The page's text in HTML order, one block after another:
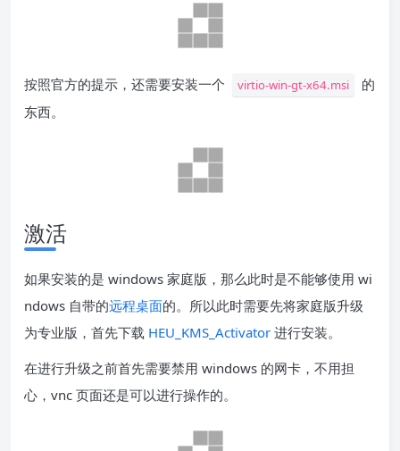
按照官方的提示，还需要安装一个 virtio-win-gt-x64.msi
的
东西。
激活
如果安装的是 windows 家庭版，那么此时是不能够使用 wi
ndows 自带的远程桌面的。所以此时需要先将家庭版升级
为专业版，首先下载 HEU_KMS_Activator 进行安装。
在进行升级之前首先需要禁用 windows 的网卡，不用担
心，vnc 页面还是可以进行操作的。